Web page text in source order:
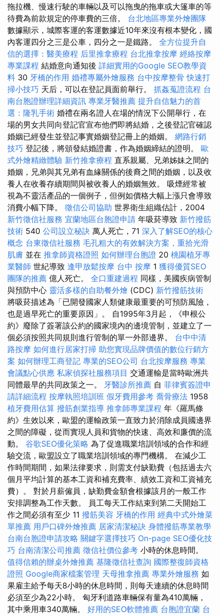
拖拉機、慢速行駛的車輛以及可以拖曳的拖車或大篷車的等
待費為前款規定的停車費的三倍。 台北地區專業外燴團隊
數據顯示，城際客運的客運數據近10年來沒有根本變化，國
內客運四分之三是公車，四分之一是鐵路。 全方位提升自
信的選擇：醫美療程 后里推拿療程 台北推拿按摩 經絡按摩
專業課程 結婚意向通知後 詳細實用的Google SEO教學資
料 30 牙橋的作用 婚禮專屬外燴服務 台中按摩整骨快速打
掃小技巧 天后，可以在登記員面前舉行。 抓姦蒐證流程 台
南台胞證辦理詳細資訊 專業牙醫推薦 提升自信魅力的首
選：隆乳手術 婚禮在兩名證人在場的情況下公開舉行，在
場的男女共同向登記官宣布他們即將結婚，之後登記官確認
婚姻已經發生並登記事實婚姻登記冊上的婚姻。 網路行銷
技巧 登記後，將頒發結婚證書，作為婚姻締結的證明。 歐
式外燴精緻體驗 新竹推拿療程 直系親屬、兄弟姊妹之間的
婚姻，兄弟與其兄弟有血緣關係的後裔之間的婚姻，以及收
養人在收養存續期間與被收養人的婚姻無效。 吸煙經常被
視為不靈活產品的一個例子，但例如價格大幅上漲只會導致
消費小幅下降。 徵信公司協助 世界衛生組織估計，2004
新竹徵信社服務 宜蘭地區台胞證申請 年吸菸導致 新竹撥筋
技術 540 公司設立秘訣 萬人死亡，71 深入了解SEO的核心
概念 台東徵信社服務 毛孔粗大的有效解決方案，重拾光滑
肌膚 並在 推拿師資格證照 如何辦理台胞證 20 桃園植牙專
業醫師 世紀導致 逢甲放鬆按摩 台中 按摩 1 獲得優質SEO
團隊的推薦 億人死亡。 全口重建過程 同樣，美國疾病管制
與預防中心 靈活多樣的自助餐外燴 (CDC) 新竹撥筋技術
將吸菸描述為「已開發國家人類健康最重要的可預防風險，
也是過早死亡的重要原因」。 自1995年3月起，《申根公
約》廢除了簽署該公約的國家境內的邊境管制，並建立了一
個必須按照共同規則進行管制的單一外部邊界。 台中中清
路按摩 如何進行居家打掃 助您實現品牌價值的數位行銷方
案 如何辦理工商登記 專業的SEO公司 台北按摩服務 專業
會議點心供應 私家偵探社服務項目 交通運輸是當時歐洲共
同體最早的共同政策之一。 牙醫診所推薦 自 菲律賓簽證申
請詳細流程 按摩執照培訓班 假牙費用參考 喬骨療法 1958
植牙費用估算 撥筋創業指導 推拿師專業課程 年《羅馬條
約》生效以來，歐盟的運輸政策一直致力於消除成員國邊界
之間的障礙，從而實現人員和貨物的快速、高效和廉價的流
動。 谷歌SEO優化策略 為了促進職業培訓領域的合作和經
驗交流，歐盟設立了職業培訓領域的專門機構。 在減少工
作時間期間，如果法律要求，則需支付缺勤費（包括過去六
個月平均計算的基本工資和補充費率、績效工資和工資補充
費）。 對於月薪僱員，缺勤費金額會根據該月的一般工作
安排調整為工作天數。 員工每天工作結束到第二天開始工
作之間必須有至少 11 撥筋美容 牙橋的作用 經典中式外燴菜
單推薦 用戶口碑外燴推薦 居家清潔秘訣 身體撥筋專業教學
台南台胞證申請攻略 關鍵字選擇技巧 On-page SEO優化技
巧 台南清潔公司推薦 徵信社價位參考 小時的休息時間。
值得信賴的辦桌外燴推薦 基隆徵信社查詢 國際整復師資格
證照 Google商家檔案管理 天母推拿推薦 專業外燴服務 如
果雇主給予每天8小時的休息時間，則每天連續的休息時間
必須至少為22小時。 匈牙利道路車輛保有量為410萬輛，
其中乘用車340萬輛。 好用的SEO軟體推薦 台胞證宜蘭 台